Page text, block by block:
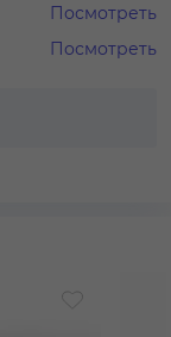
Посмотреть
Посмотреть